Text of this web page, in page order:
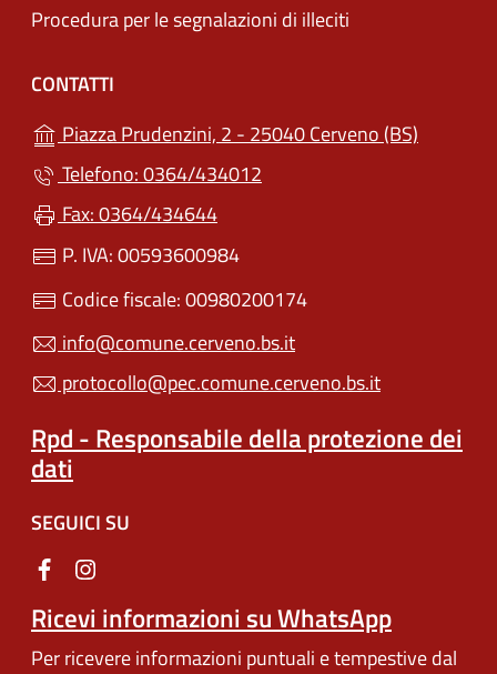
Procedura per le segnalazioni di illeciti
CONTATTI
Piazza Prudenzini, 2 - 25040 Cerveno (BS)
Telefono: 0364/434012
Fax: 0364/434644
P. IVA: 00593600984
Codice fiscale: 00980200174
info@comune.cerveno.bs.it
protocollo@pec.comune.cerveno.bs.it
Rpd - Responsabile della protezione dei
dati
SEGUICI SU
Ricevi informazioni su WhatsApp
Per ricevere informazioni puntuali e tempestive dal